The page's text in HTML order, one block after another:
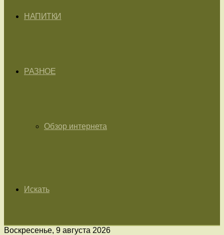
НАПИТКИ
РАЗНОЕ
Обзор интернета
Искать
Воскресенье, 9 августа 2026